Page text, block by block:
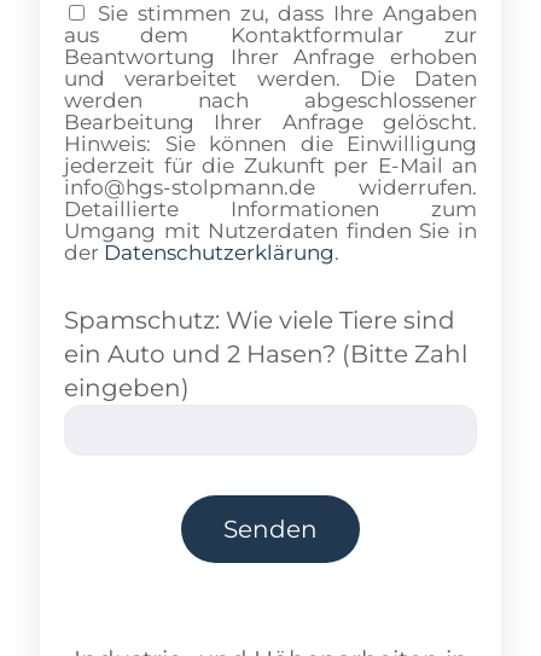
Sie stimmen zu, dass Ihre Angaben
aus dem Kontaktformular zur
Beantwortung Ihrer Anfrage erhoben
und verarbeitet werden. Die Daten
werden nach abgeschlossener
Bearbeitung Ihrer Anfrage gelöscht.
Hinweis: Sie können die Einwilligung
jederzeit für die Zukunft per E-Mail an
info@hgs-stolpmann.de widerrufen.
Detaillierte Informationen zum
Umgang mit Nutzerdaten finden Sie in
der Datenschutzerklärung.
Spamschutz: Wie viele Tiere sind
ein Auto und 2 Hasen? (Bitte Zahl
eingeben)